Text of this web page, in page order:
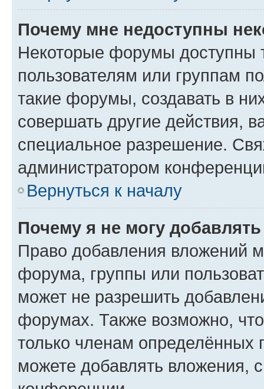
Почему мне недоступны
Некоторые форумы доступны
пользователям или группам
такие форумы, создавать в
совершать другие действия,
специальное разрешение.
администратором
Вернуться к началу
Почему я не могу
Право добавления вложений
форума, группы или
может не разрешить
форумах. Также возможно,
только членам определённых
можете добавлять вложения,